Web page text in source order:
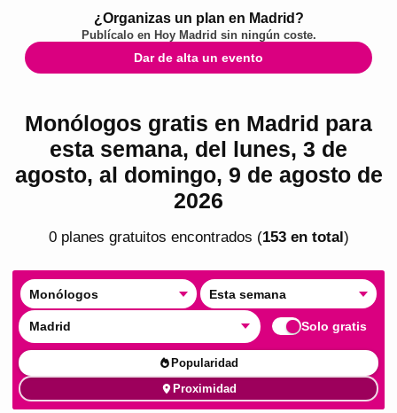
¿Organizas un plan en Madrid?
Publícalo en Hoy Madrid sin ningún coste.
Dar de alta un evento
Monólogos gratis en Madrid para
esta semana, del lunes, 3 de
agosto, al domingo, 9 de agosto de
2026
0planes gratuitos encontrados (153en total)
Monólogos Esta semana
Madrid Solo gratis
Popularidad
Proximidad